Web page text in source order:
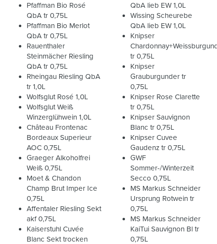
Pfaffman Bio Rosé
QbA tr 0,75L
Pfaffman Bio Merlot
QbA tr 0,75L
Rauenthaler
Steinmächer Riesling
QbA tr 0,75L
Rheingau Riesling QbA
tr 1,0L
Wolfsglut Rosé 1,0L
Wolfsglut Weiß
Winzerglühwein 1,0L
Château Frontenac
Bordeaux Superieur
AOC 0,75L
Graeger Alkoholfrei
Weiß 0,75L
Moet & Chandon
Champ Brut Imper Ice
0,75L
Affentaler Riesling Sekt
akf 0,75L
Kaiserstuhl Cuvée
Blanc Sekt trocken
QbA lieb EW 1,0L
Wissing Scheurebe
QbA lieb EW 1,0L
Knipser
tr 0,75L
Knipser
Grauburgunder tr
0,75L
Knipser Rose Clarette
tr 0,75L
Knipser Sauvignon
Blanc tr 0,75L
Knipser Cuvee
Gaudenz tr 0,75L
GWF
Sommer-/Winterzeit
Secco 0,75L
MS Markus Schneider
Ursprung Rotwein tr
0,75L
MS Markus Schneider
KaiTui Sauvignon Bl tr
0,75L